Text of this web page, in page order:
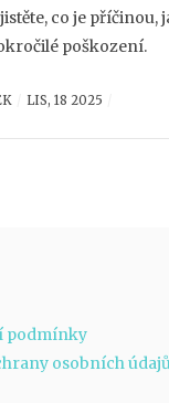
co je příčinou,
poškození.
LIS, 18 2025
podmínky
osobních